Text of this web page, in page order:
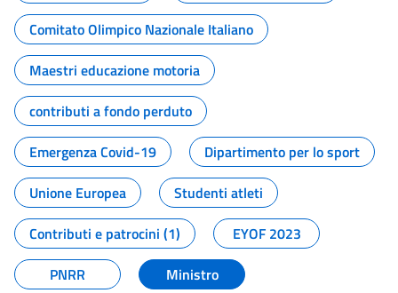
Comitato Olimpico Nazionale Italiano
Maestri educazione motoria
contributi a fondo perduto
Emergenza Covid-19
Dipartimento per lo sport
Unione Europea
Studenti atleti
Contributi e patrocini (1)
EYOF 2023
PNRR
Ministro